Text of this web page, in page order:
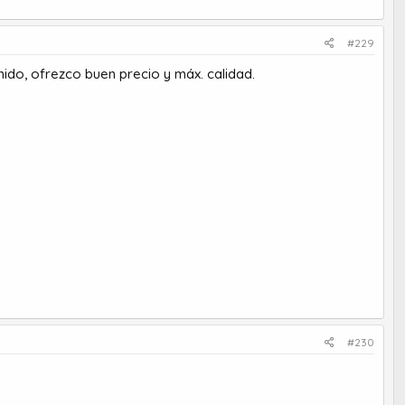
#229
ofrezco buen precio y máx. calidad.
#230